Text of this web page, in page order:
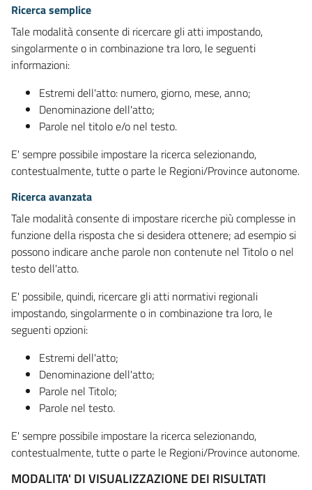
Ricerca semplice
Tale modalità consente di ricercare gli atti impostando,
singolarmente o in combinazione tra loro, le seguenti
informazioni:
Estremi dell'atto: numero, giorno, mese, anno;
Denominazione dell'atto;
Parole nel titolo e/o nel testo.
E' sempre possibile impostare la ricerca selezionando,
contestualmente, tutte o parte le Regioni/Province autonome.
Ricerca avanzata
Tale modalità consente di impostare ricerche più complesse in
funzione della risposta che si desidera ottenere; ad esempio si
possono indicare anche parole non contenute nel Titolo o nel
testo dell'atto.
E' possibile, quindi, ricercare gli atti normativi regionali
impostando, singolarmente o in combinazione tra loro, le
seguenti opzioni:
Estremi dell'atto;
Denominazione dell'atto;
Parole nel Titolo;
Parole nel testo.
E' sempre possibile impostare la ricerca selezionando,
contestualmente, tutte o parte le Regioni/Province autonome.
MODALITA' DI VISUALIZZAZIONE DEI RISULTATI